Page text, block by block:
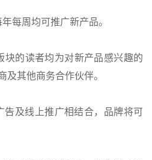
每周均可推广新产品。
块的读者均为对新产品感兴趣的
及其他商务合作伙伴。
告及线上推广相结合，品牌将可